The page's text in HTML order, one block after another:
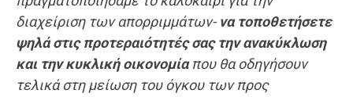
διαχείριση των απορριμμάτων- να τοποθετήσετε
ψηλά στις προτεραιότητές σας την ανακύκλωση
και την κυκλική οικονομίαπου θα οδηγήσουν
τελικά στη μείωση του όγκου των προς